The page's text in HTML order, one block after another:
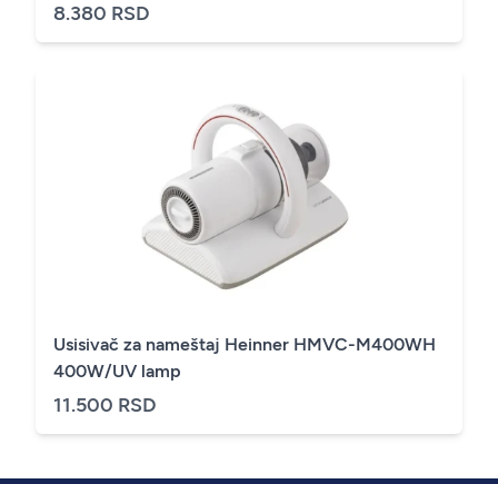
8.380 RSD
Usisivač za nameštaj Heinner HMVC-M400WH
400W/UV lamp
11.500 RSD